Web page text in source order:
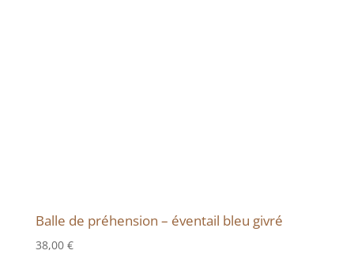
Balle de préhension – éventail bleu givré
38,00 €